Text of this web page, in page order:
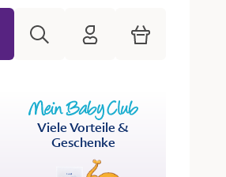
HiPP Mein Babyclub
Warenkorb
Viele Vorteile &
Geschenke